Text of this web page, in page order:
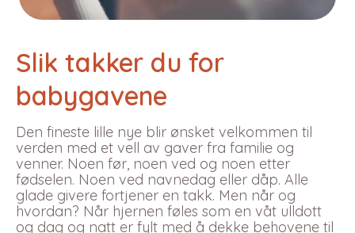
Slik takker du for
babygavene
Den fineste lille nye blir ønsket velkommen til
verden med et vell av gaver fra familie og
venner. Noen før, noen ved og noen etter
fødselen. Noen ved navnedag eller dåp. Alle
glade givere fortjener en takk. Men når og
hvordan? Når hjernen føles som en våt ulldott
og dag og natt er fylt med å dekke behovene til